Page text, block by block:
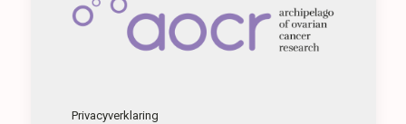
Privacyverklaring